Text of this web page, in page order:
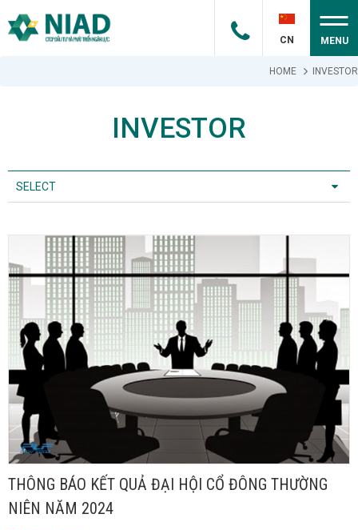
CN MENU
HOME INVESTOR
INVESTOR
SELECT
THÔNG BÁO KẾT QUẢ ĐẠI HỘI CỔ ĐÔNG THƯỜNG
NIÊN NĂM 2024